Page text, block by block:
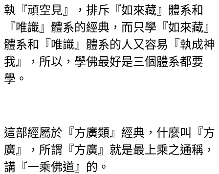
執『頑空見』，排斥『如來藏』體系和
『唯識』體系的經典，而只學『如來藏』
體系和『唯識』體系的人又容易『執成神
我』，所以，學佛最好是三個體系都要
學。
這部經屬於『方廣類』經典，什麼叫『方
廣』，所謂『方廣』就是最上乘之通稱，
講『一乘佛道』的。